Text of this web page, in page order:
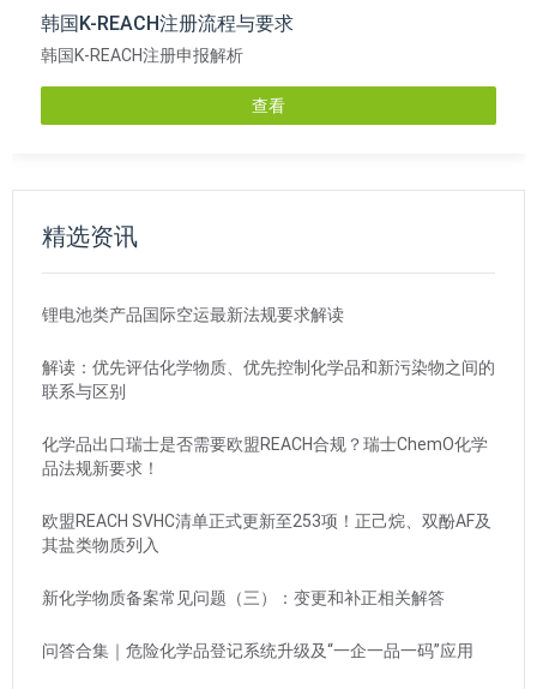
韩国K-REACH注册流程与要求
韩国K-REACH注册申报解析
查看
精选资讯
锂电池类产品国际空运最新法规要求解读
解读：优先评估化学物质、优先控制化学品和新污染物之间的
联系与区别
化学品出口瑞士是否需要欧盟REACH合规？瑞士ChemO化学
品法规新要求！
欧盟REACH SVHC清单正式更新至253项！正己烷、双酚AF及
其盐类物质列入
新化学物质备案常见问题（三）：变更和补正相关解答
问答合集｜危险化学品登记系统升级及“一企一品一码”应用